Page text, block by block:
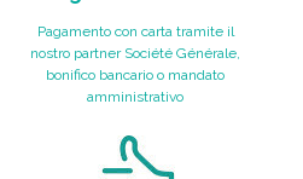
Pagamento con carta tramite il
nostro partner Société Générale,
bonifico bancario o mandato
amministrativo